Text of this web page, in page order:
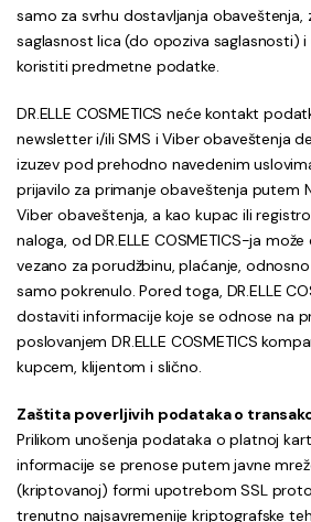
samo za svrhu dostavljanja
saglasnost lica (do opoziva saglasnosti) i
koristiti predmetne podatke.
DR.ELLE COSMETICS neće kontakt
newsletter i/ili SMS i Viber obaveštenja
izuzev pod prehodno navedenim
prijavilo za primanje obaveštenja putem
Viber obaveštenja, a kao kupac ili
naloga, od DR.ELLE COSMETICS-ja
vezano za porudžbinu, plaćanje,
samo pokrenulo. Pored toga, DR.ELLE
dostaviti informacije koje se odnose na
poslovanjem DR.ELLE COSMETICS
kupcem, klijentom i slično.
Zaštita poverljivih podataka o
Prilikom unošenja podataka o platnoj
informacije se prenose putem javne
(kriptovanoj) formi upotrebom SSL
trenutno najsavremenije kriptografske